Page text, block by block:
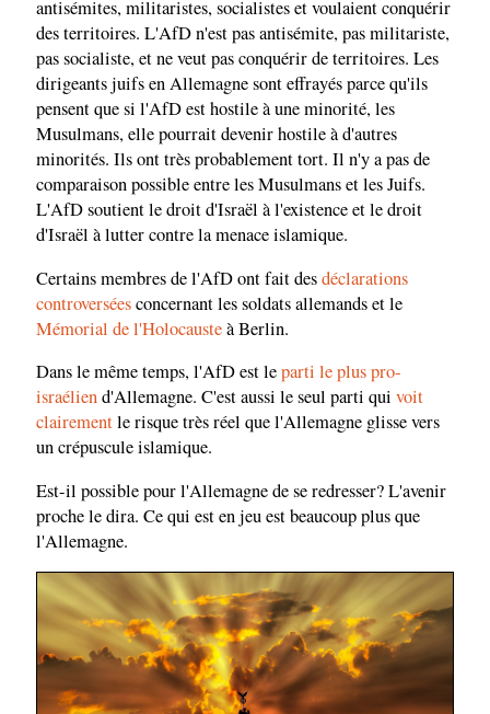
antisémites, militaristes, socialistes et voulaient conquérir
des territoires. L'AfD n'est pas antisémite, pas militariste,
pas socialiste, et ne veut pas conquérir de territoires. Les
dirigeants juifs en Allemagne sont effrayés parce qu'ils
pensent que si l'AfD est hostile à une minorité, les
Musulmans, elle pourrait devenir hostile à d'autres
minorités. Ils ont très probablement tort. Il n'y a pas de
comparaison possible entre les Musulmans et les Juifs.
L'AfD soutient le droit d'Israël à l'existence et le droit
d'Israël à lutter contre la menace islamique.
Certains membres de l'AfD ont fait desdéclarations
controverséesconcernant les soldats allemands et le
Mémorial de l'Holocausteà Berlin.
Dans le même temps, l'AfD est leparti le plus pro-
israéliend'Allemagne. C'est aussi le seul parti qui voit
clairementle risque très réel que l'Allemagne glisse vers
un crépuscule islamique.
Est-il possible pour l'Allemagne de se redresser? L'avenir
proche le dira. Ce qui est en jeu est beaucoup plus que
l'Allemagne.